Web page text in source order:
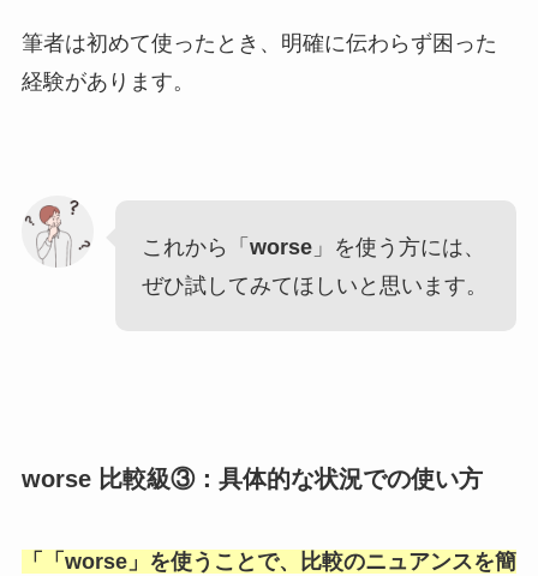
筆者は初めて使ったとき、明確に伝わらず困った
経験があります。
これから「worse 」を使う方には、
ぜひ試してみてほしいと思います。
worse 比較級③：具体的な状況での使い方
「 「worse」を使うことで、比較のニュアンスを簡